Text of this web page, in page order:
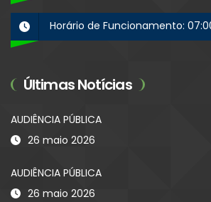
Horário de Funcionamento:
Últimas Notícias
AUDIÊNCIA PÚBLICA
26 maio 2026
AUDIÊNCIA PÚBLICA
26 maio 2026